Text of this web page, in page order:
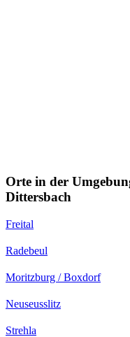
Orte in der
Dittersbach
Freital
Radebeul
Moritzburg / Boxdorf
Neuseusslitz
Strehla